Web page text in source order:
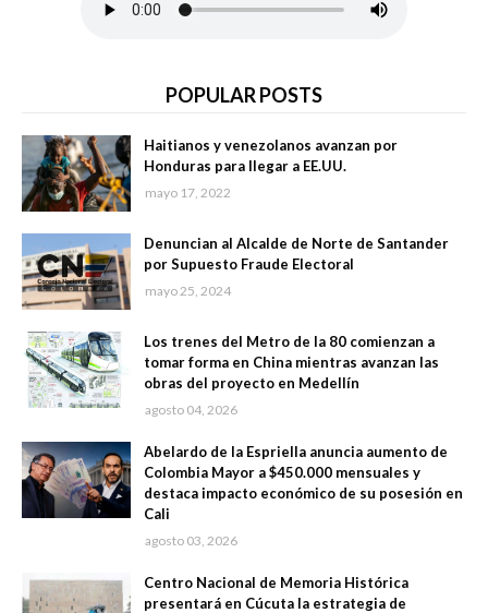
POPULAR POSTS
Haitianos y venezolanos avanzan por
Honduras para llegar a EE.UU.
mayo 17, 2022
Denuncian al Alcalde de Norte de Santander
por Supuesto Fraude Electoral
mayo 25, 2024
Los trenes del Metro de la 80 comienzan a
tomar forma en China mientras avanzan las
obras del proyecto en Medellín
agosto 04, 2026
Abelardo de la Espriella anuncia aumento de
Colombia Mayor a $450.000 mensuales y
destaca impacto económico de su posesión en
Cali
agosto 03, 2026
Centro Nacional de Memoria Histórica
presentará en Cúcuta la estrategia de